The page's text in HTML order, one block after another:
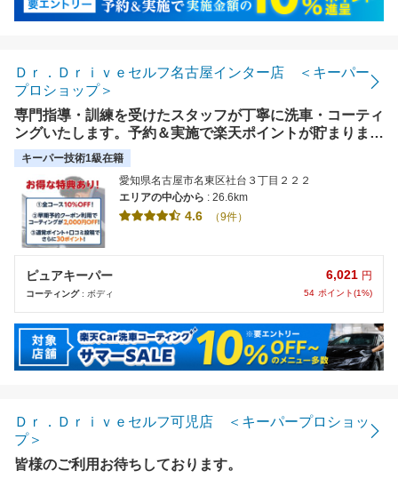
Ｄｒ．Ｄｒｉｖｅセルフ名古屋インター店 ＜キーパー
プロショップ＞
専門指導・訓練を受けたスタッフが丁寧に洗車・コーティ
ングいたします。予約＆実施で楽天ポイントが貯まりま
す。事前予約で待ち時間なし。【使えます】クレジットカ
ード
キーパー技術1級在籍
愛知県名古屋市名東区社台３丁目２２２
エリアの中心から : 26.6km
4.6 （9件）
ピュアキーパー
コーティング: ボディ
6,021 円
54 ポイント(1%)
Ｄｒ．Ｄｒｉｖｅセルフ可児店 ＜キーパープロショッ
プ＞
皆様のご利用お待ちしております。